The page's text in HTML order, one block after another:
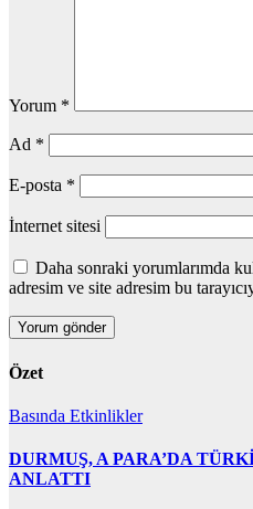
Yorum *
Ad *
E-posta *
İnternet sitesi
Daha sonraki yorumlarımda
adresim ve site adresim bu
Özet
Basında Etkinlikler
DURMUŞ, A PARA’DA
ANLATTI